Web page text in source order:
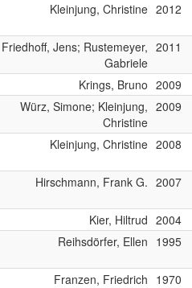
Kleinjung, Christine 2012
Friedhoff, Jens; Rustemeyer,
Gabriele
2011
Krings, Bruno 2009
Würz, Simone; Kleinjung,
Christine
2009
Kleinjung, Christine 2008
Hirschmann, Frank G. 2007
Kier, Hiltrud 2004
Reihsdörfer, Ellen 1995
Franzen, Friedrich 1970